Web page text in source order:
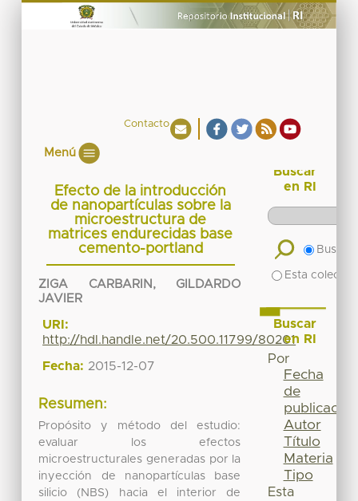
Contacto
Menú
Efecto de la introducción
de nanopartículas sobre la
microestructura de
matrices endurecidas base
cemento-portland
ZIGA CARBARIN, GILDARDO
JAVIER
URI:
http://hdl.handle.net/20.500.11799/80201
Fecha: 2015-12-07
Resumen:
Propósito y método del estudio:
evaluar los efectos
microestructurales generadas por la
inyección de nanopartículas base
silicio (NBS) hacia el interior de
Buscar
en RI
Buscar
Esta
Buscar
en RI
Por
Fecha
de
publicación
Autor
Título
Materia
Tipo
Esta